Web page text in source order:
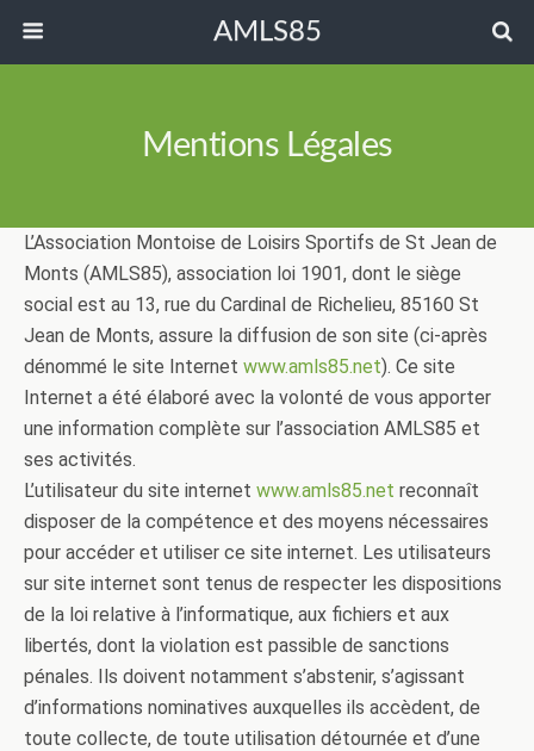
AMLS85
Mentions Légales
L’Association Montoise de Loisirs Sportifs de St Jean de
Monts (AMLS85), association loi 1901, dont le siège
social est au 13, rue du Cardinal de Richelieu, 85160 St
Jean de Monts, assure la diffusion de son site (ci-après
dénommé le site Internet www.amls85.net). Ce site
Internet a été élaboré avec la volonté de vous apporter
une information complète sur l’association AMLS85 et
ses activités.
L’utilisateur du site internet www.amls85.net reconnaît
disposer de la compétence et des moyens nécessaires
pour accéder et utiliser ce site internet. Les utilisateurs
sur site internet sont tenus de respecter les dispositions
de la loi relative à l’informatique, aux fichiers et aux
libertés, dont la violation est passible de sanctions
pénales. Ils doivent notamment s’abstenir, s’agissant
d’informations nominatives auxquelles ils accèdent, de
toute collecte, de toute utilisation détournée et d’une